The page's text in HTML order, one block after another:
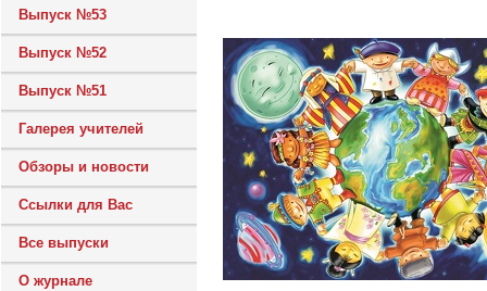
Выпуск №53
Выпуск №52
Выпуск №51
Галерея учителей
Обзоры и новости
Ссылки для Вас
Все выпуски
О журнале